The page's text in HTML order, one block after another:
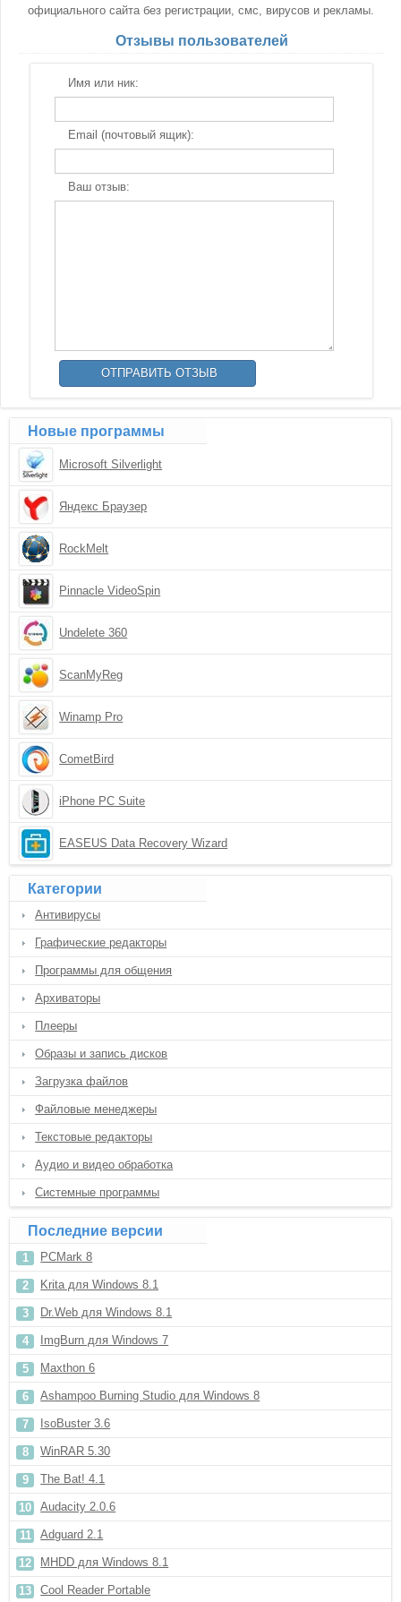
официального сайта без регистрации, смс, вирусов и рекламы.
Отзывы пользователей
Имя или ник:
Email (почтовый ящик):
Ваш отзыв:
Новые программы
Microsoft Silverlight
Яндекс Браузер
RockMelt
Pinnacle VideoSpin
Undelete 360
ScanMyReg
Winamp Pro
CometBird
iPhone PC Suite
EASEUS Data Recovery Wizard
Категории
Антивирусы
Графические редакторы
Программы для общения
Архиваторы
Плееры
Образы и запись дисков
Загрузка файлов
Файловые менеджеры
Текстовые редакторы
Аудио и видео обработка
Системные программы
Последние версии
PCMark 8
Krita для Windows 8.1
Dr.Web для Windows 8.1
ImgBurn для Windows 7
Maxthon 6
Ashampoo Burning Studio для Windows 8
IsoBuster 3.6
WinRAR 5.30
The Bat! 4.1
Audacity 2.0.6
Adguard 2.1
MHDD для Windows 8.1
Cool Reader Portable